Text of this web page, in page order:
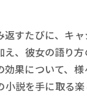
返すたびに、キ
え、彼女の語り
効果について、
小説を手に取る